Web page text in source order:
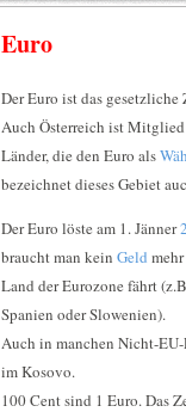
Euro
Der Euro ist das
Auch Österreich ist Mitglied
Länder, die den Euro als
bezeichnet dieses Gebiet
Der Euro löste am 1. Jänner
braucht man kein Geld
Land der Eurozone fährt
Spanien oder Slowenien).
Auch in manchen Nicht-
im Kosovo.
100 Cent sind 1 Euro. Das